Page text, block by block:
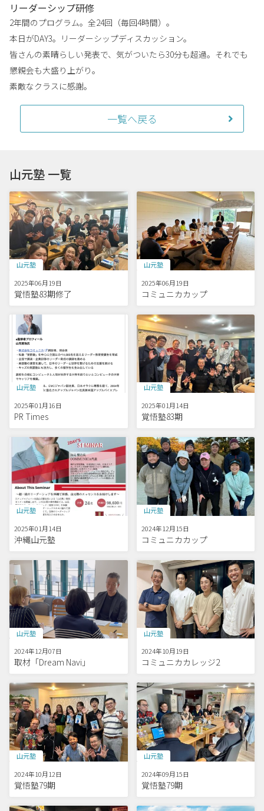
リーダーシップ研修
2年間のプログラム。全24回（毎回4時間）。
本日がDAY3。リーダーシップディスカッション。
皆さんの素晴らしい発表で、気がついたら30分も超過。それでも
懇親会も大盛り上がり。
素敵なクラスに感謝。
一覧へ戻る
山元塾 一覧
山元塾
2025年06月19日
覚悟塾83期修了
山元塾
2025年06月19日
コミュニカカップ
山元塾
2025年01月16日
PR Times
山元塾
2025年01月14日
覚悟塾83期
山元塾
2025年01月14日
沖縄山元塾
山元塾
2024年12月15日
コミュニカカップ
山元塾
2024年12月07日
取材「Dream Navi」
山元塾
2024年10月19日
コミュニカカレッジ2
山元塾
2024年10月12日
覚悟塾79期
山元塾
2024年09月15日
覚悟塾79期